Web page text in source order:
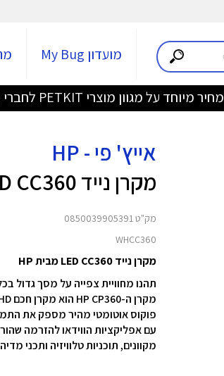
מועדון My Bug
מחיר מיוחד על מגוון מוצרי PETKIT לחברי מועדון >>
אייץ' פי - HP
מקרן נייד LED CC360
מק"ט 0850039905391
WHCC360
מקרן נייד LED CC360 מבית HP
תהנו מחוויית צפייה על מסך גדול
מקרן ה-HP CP360 הוא מקרן חכם Full HD במחיר משתלם שמשלב בקלות בין אינטליגנציה לפונקציונליות.
פוקוס אוטומטי מהיר מספק את
מקוונים, תוכניות טלוויזיה ותכני